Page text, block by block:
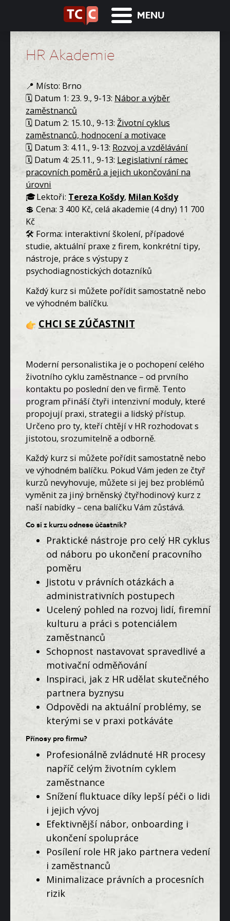
MENU
HR Akademie
📍 Místo: Brno
🗓 Datum 1: 23. 9., 9-13: Nábor a výběr
zaměstnanců
🗓 Datum 2: 15.10., 9-13: Životní cyklus
zaměstnanců, hodnocení a motivace
🗓 Datum 3: 4.11., 9-13: Rozvoj a vzdělávání
🗓 Datum 4: 25.11., 9-13: Legislativní rámec
pracovních poměrů a jejich ukončování na
úrovni
🎓 Lektoři: Tereza Košdy, Milan Košdy
💲 Cena: 3 400 Kč, celá akademie (4 dny) 11 700
Kč
🛠️ Forma: interaktivní školení, případové
studie, aktuální praxe z firem, konkrétní tipy,
nástroje, práce s výstupy z
psychodiagnostických dotazníků
Každý kurz si můžete pořídit samostatně nebo
ve výhodném balíčku.
CHCI SE ZÚČASTNIT
Moderní personalistika je o pochopení celého
životního cyklu zaměstnance – od prvního
kontaktu po poslední den ve firmě. Tento
program přináší čtyři intenzivní moduly, které
propojují praxi, strategii a lidský přístup.
Určeno pro ty, kteří chtějí v HR rozhodovat s
jistotou, srozumitelně a odborně.
Každý kurz si můžete pořídit samostatně nebo
ve výhodném balíčku. Pokud Vám jeden ze čtyř
kurzů nevyhovuje, můžete si jej bez problémů
vyměnit za jiný brněnský čtyřhodinový kurz z
naší nabídky – cena balíčku Vám zůstává.
Co si z kurzu odnese účastník?
Praktické nástroje pro celý HR cyklus
od náboru po ukončení pracovního
poměru
Jistotu v právních otázkách a
administrativních postupech
Ucelený pohled na rozvoj lidí, firemní
kulturu a práci s potenciálem
zaměstnanců
Schopnost nastavovat spravedlivé a
motivační odměňování
Inspiraci, jak z HR udělat skutečného
partnera byznysu
Odpovědi na aktuální problémy, se
kterými se v praxi potkáváte
Přínosy pro firmu?
Profesionálně zvládnuté HR procesy
napříč celým životním cyklem
zaměstnance
Snížení fluktuace díky lepší péči o lidi
i jejich vývoj
Efektivnější nábor, onboarding i
ukončení spolupráce
Posílení role HR jako partnera vedení
i zaměstnanců
Minimalizace právních a procesních
rizik